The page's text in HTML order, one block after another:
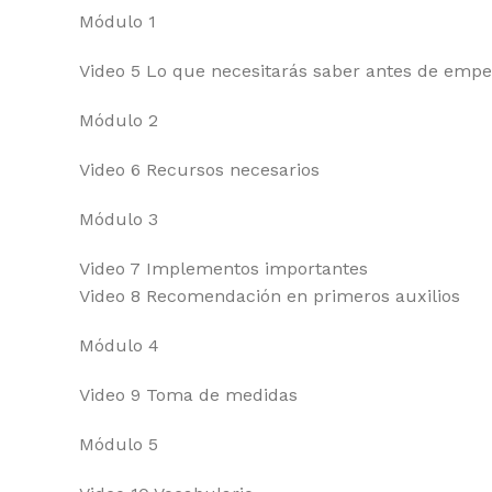
Módulo 1
Video 5 Lo que necesitarás saber antes de
Módulo 2
Video 6 Recursos necesarios
Módulo 3
Video 7 Implementos importantes
Video 8 Recomendación en primeros auxilios
Módulo 4
Video 9 Toma de medidas
Módulo 5